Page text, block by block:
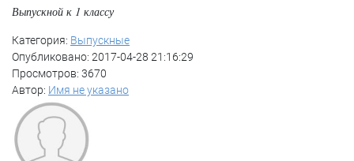
Выпускной к 1 классу
Категория: Выпускные
Опубликовано: 2017-04-28 21:16:29
Просмотров: 3670
Автор: Имя не указано